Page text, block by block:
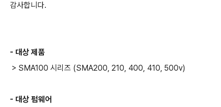
감사합니다.
- 대상 제품
> SMA100 시리즈 (SMA200, 210, 400, 410, 500v)
- 대상 펌웨어